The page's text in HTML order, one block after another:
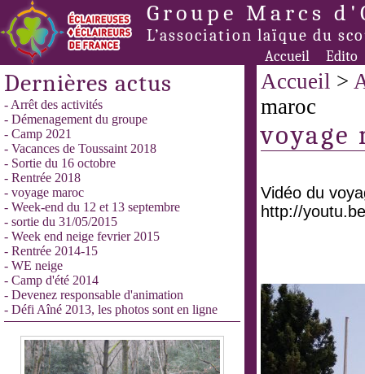
Groupe Marcs
L’association laïque du
Accueil Edito
Dernières actus
- Arrêt des activités
- Démenagement du groupe
- Camp 2021
- Vacances de Toussaint 2018
- Sortie du 16 octobre
- Rentrée 2018
- voyage maroc
- Week-end du 12 et 13 septembre
- sortie du 31/05/2015
- Week end neige fevrier 2015
- Rentrée 2014-15
- WE neige
- Camp d'été 2014
- Devenez responsable d'animation
- Défi Aîné 2013, les photos sont en ligne
Accueil >
maroc
voyage
Vidéo du
http://